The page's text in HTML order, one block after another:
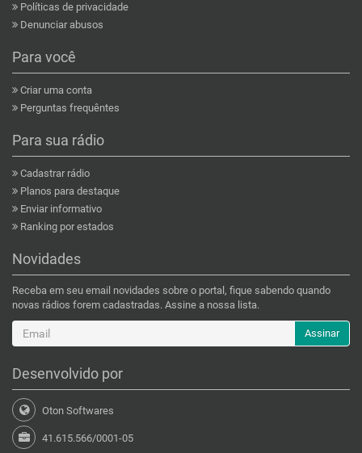
Políticas de privacidade
Denunciar abusos
Para você
Criar uma conta
Perguntas frequêntes
Para sua rádio
Cadastrar rádio
Planos para destaque
Enviar informativo
Ranking por estados
Novidades
Receba em seu email novidades sobre o portal, fique sabendo quando
novas rádios forem cadastradas. Assine a nossa lista.
Assinar
Desenvolvido por
Oton Softwares
41.615.566/0001-05